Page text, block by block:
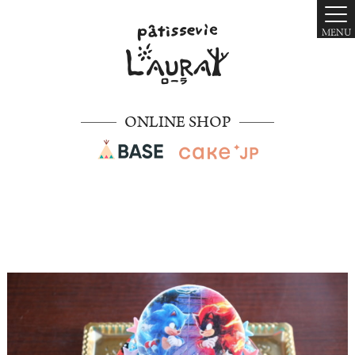
ONLINE SHOP
MENU